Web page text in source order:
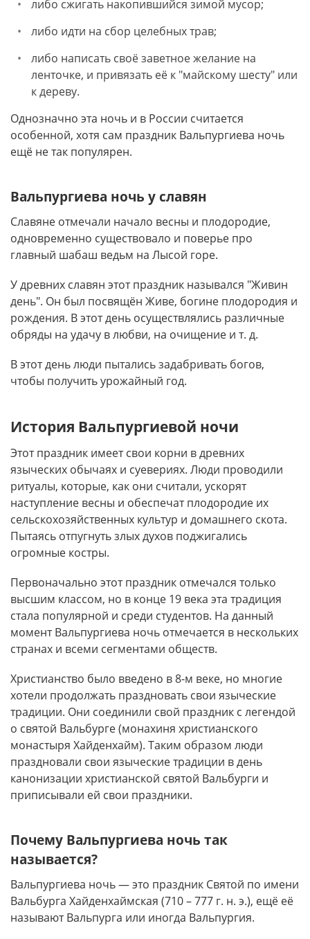
либо сжигать накопившийся зимой мусор;
либо идти на сбор целебных трав;
либо написать своё заветное желание на
ленточке, и привязать её к "майскому шесту" или
к дереву.
Однозначно эта ночь и в России считается
особенной, хотя сам праздник Вальпургиева ночь
ещё не так популярен.
Вальпургиева ночь у славян
Славяне отмечали начало весны и плодородие,
одновременно существовало и поверье про
главный шабаш ведьм на Лысой горе.
У древних славян этот праздник назывался "Живин
день". Он был посвящён Живе, богине плодородия и
рождения. В этот день осуществлялись различные
обряды на удачу в любви, на очищение и т. д.
В этот день люди пытались задабривать богов,
чтобы получить урожайный год.
История Вальпургиевой ночи
Этот праздник имеет свои корни в древних
языческих обычаях и суевериях. Люди проводили
ритуалы, которые, как они считали, ускорят
наступление весны и обеспечат плодородие их
сельскохозяйственных культур и домашнего скота.
Пытаясь отпугнуть злых духов поджигались
огромные костры.
Первоначально этот праздник отмечался только
высшим классом, но в конце 19 века эта традиция
стала популярной и среди студентов. На данный
момент Вальпургиева ночь отмечается в нескольких
странах и всеми сегментами обществ.
Христианство было введено в 8-м веке, но многие
хотели продолжать праздновать свои языческие
традиции. Они соединили свой праздник с легендой
о святой Вальбурге (монахиня христианского
монастыря Хайденхайм). Таким образом люди
праздновали свои языческие традиции в день
канонизации христианской святой Вальбурги и
приписывали ей свои праздники.
Почему Вальпургиева ночь так
называется?
Вальпургиева ночь — это праздник Святой по имени
Вальбурга Хайденхаймская (710 – 777 г. н. э.), ещё её
называют Вальпурга или иногда Вальпургия.